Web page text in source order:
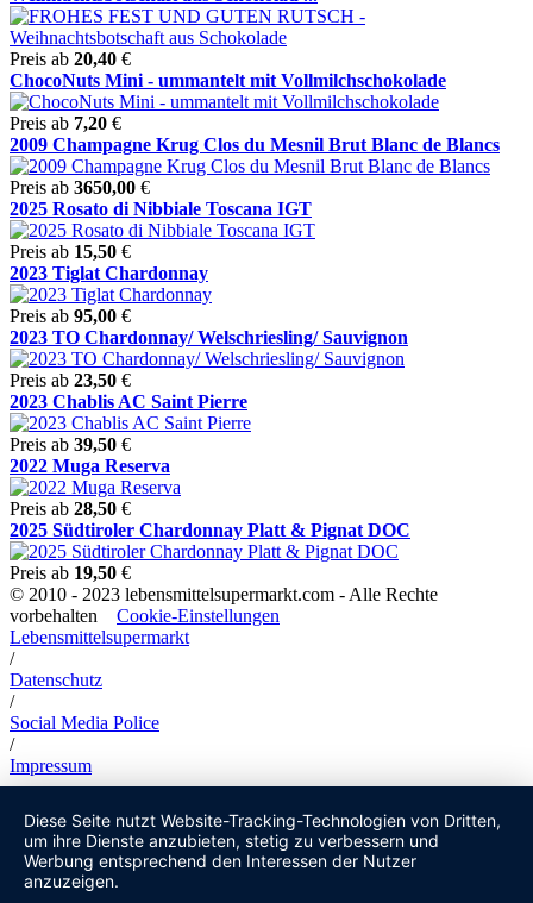
Preis ab 20,40 €
ChocoNuts Mini - ummantelt mit Vollmilchschokolade
Preis ab 7,20 €
2009 Champagne Krug Clos du Mesnil Brut Blanc de Blancs
Preis ab 3650,00 €
2025 Rosato di Nibbiale Toscana IGT
Preis ab 15,50 €
2023 Tiglat Chardonnay
Preis ab 95,00 €
2023 TO Chardonnay/ Welschriesling/ Sauvignon
Preis ab 23,50 €
2023 Chablis AC Saint Pierre
Preis ab 39,50 €
2022 Muga Reserva
Preis ab 28,50 €
2025 Südtiroler Chardonnay Platt & Pignat DOC
Preis ab 19,50 €
© 2010 - 2023 lebensmittelsupermarkt.com - Alle Rechte
vorbehalten Cookie-Einstellungen
Lebensmittelsupermarkt
/
Datenschutz
/
Social Media Police
/
Impressum
Diese Seite nutzt Website-Tracking-Technologien von Dritten,
um ihre Dienste anzubieten, stetig zu verbessern und
Werbung entsprechend den Interessen der Nutzer
anzuzeigen.